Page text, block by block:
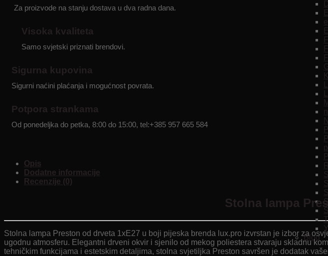
Blog
E27
Za proizvode na stanju dostava u dva radna dana.
Visoka kvaliteta
Samo svjetski priznati brendovi.
Sigurna kupovina
Sigurni naćini plaćanja i mogućnost povrata.
Potpora strankama
Od ponedeljka do petka, 8:00 do 15:00, tel:+385 957 665 584
Opis
Dodatne informacije
Recenzije (0)
Stolna lampa
Stolna lampa Preston od drveta 1xE27 u boji pijeska brenda lux.pro izvrstan je izbor za
ugodnu atmosferu. Elegantni drveni okvir i sjenilo od mekog poliestera stvaraju skladnu
tehničkim funkcijama i estetskim detaljima, stolna svjetiljka Preston savršen je dodatak